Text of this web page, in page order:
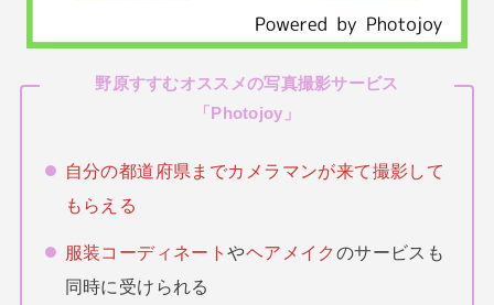
野原すすむオススメの写真撮影サービス
「Photojoy 」
自分の都道府県までカメラマンが来て撮影して
もらえる
服装コーディネートやヘアメイク のサービスも
同時に受けられる